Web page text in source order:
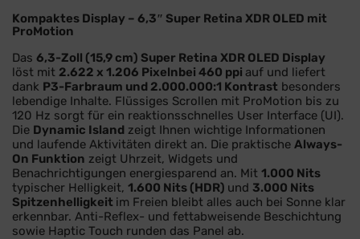
Kompaktes Display – 6,3″ Super Retina XDR OLED mit
ProMotion
Das 6,3-Zoll (15,9 cm) Super Retina XDR OLED Display
löst mit 2.622 x 1.206 Pixelnbei 460 ppi auf und liefert
dank P3-Farbraum und 2.000.000:1 Kontrast besonders
lebendige Inhalte. Flüssiges Scrollen mit ProMotion bis zu
120 Hz sorgt für ein reaktionsschnelles User Interface (UI).
Die Dynamic Island zeigt Ihnen wichtige Informationen
und laufende Aktivitäten direkt an. Die praktische Always-
On Funktion zeigt Uhrzeit, Widgets und
Benachrichtigungen energiesparend an. Mit 1.000 Nits
typischer Helligkeit, 1.600 Nits (HDR) und 3.000 Nits
Spitzenhelligkeit im Freien bleibt alles auch bei Sonne klar
erkennbar. Anti-Reflex- und fettabweisende Beschichtung
sowie Haptic Touch runden das Panel ab.